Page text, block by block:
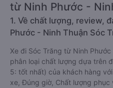
từ Ninh Phước -
1. Về chất lượng, review,
Phước - Ninh Thuận Sóc
Xe đi Sóc Trăng từ Ninh
phân loại chất lượng dựa trên
5: tốt nhất) của khách hàng
xe, Đúng giờ, Chất lượng phục